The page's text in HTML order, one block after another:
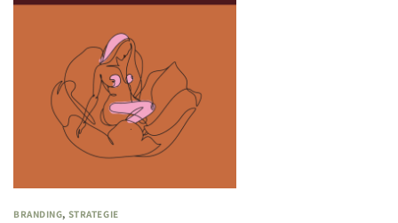
BRANDING, STRATEGIE